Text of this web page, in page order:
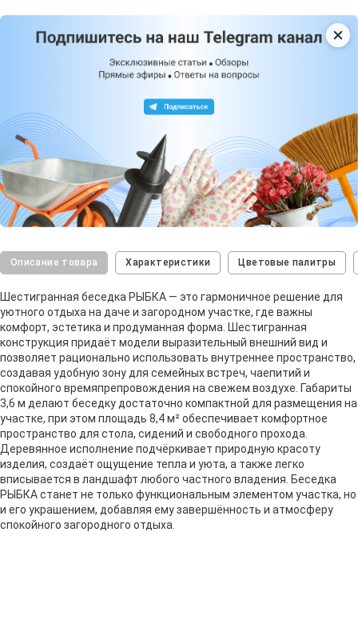
Описание товара Характеристики Цветовые палитры
Шестигранная беседка РЫБКА — это гармоничное решение для
уютного отдыха на даче и загородном участке, где важны
комфорт, эстетика и продуманная форма. Шестигранная
конструкция придаёт модели выразительный внешний вид и
позволяет рационально использовать внутреннее пространство,
создавая удобную зону для семейных встреч, чаепитий и
спокойного времяпрепровождения на свежем воздухе. Габариты
3,6 м делают беседку достаточно компактной для размещения на
участке, при этом площадь 8,4 м² обеспечивает комфортное
пространство для стола, сидений и свободного прохода.
Деревянное исполнение подчёркивает природную красоту
изделия, создаёт ощущение тепла и уюта, а также легко
вписывается в ландшафт любого частного владения. Беседка
РЫБКА станет не только функциональным элементом участка, но
и его украшением, добавляя ему завершённость и атмосферу
спокойного загородного отдыха.